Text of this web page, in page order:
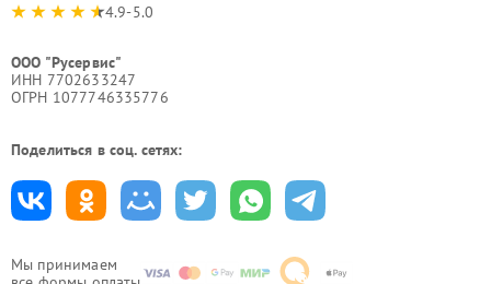
Мы принимаем
4.9-5.0
ООО "Русервис"
ИНН 7702633247
ОГРН 1077746335776
Поделиться в соц. сетях: